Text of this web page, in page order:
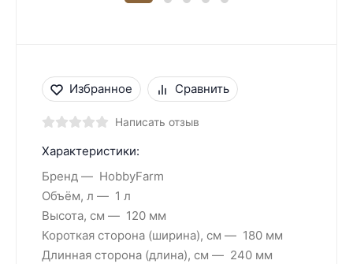
Избранное Сравнить
Написать отзыв
Характеристики:
Бренд
HobbyFarm
Объём, л
1 л
Высота, см
120 мм
Короткая сторона (ширина), см
180 мм
Длинная сторона (длина), см
240 мм